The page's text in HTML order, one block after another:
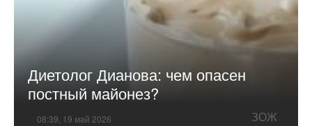
Диетолог Дианова: чем опасен
постный майонез?
08:39, 19 май 2026 ЗОЖ